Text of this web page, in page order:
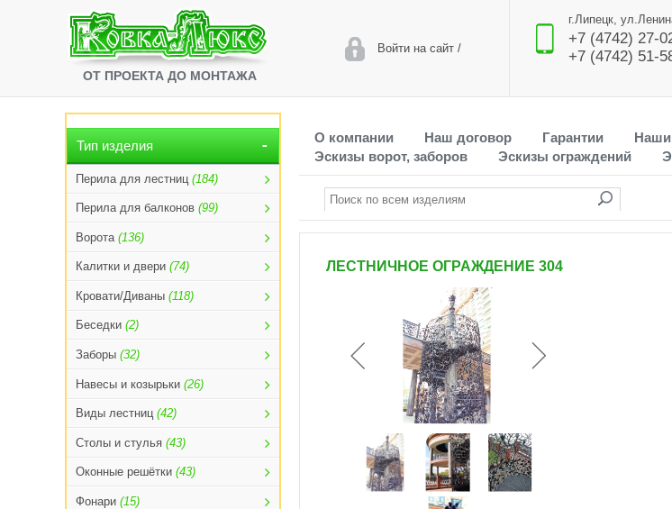
ОТ ПРОЕКТА ДО МОНТАЖА
Войти на сайт/
г.Липецк,
+7 (4742) 27-
+7 (4742) 51-
Тип изделия
Перила для лестниц (184)
Перила для балконов (99)
Ворота (136)
Калитки и двери (74)
Кровати/Диваны (118)
Беседки (2)
Заборы (32)
Навесы и козырьки (26)
Виды лестниц (42)
Столы и стулья (43)
Оконные решётки (43)
Фонари (15)
О компании Наш договор Гарантии
Эскизы ворот, заборов
Эскизы ограждений
ЛЕСТНИЧНОЕ ОГРАЖДЕНИЕ 304